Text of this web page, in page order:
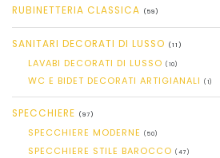
RUBINETTERIA CLASSICA (59)
SANITARI DECORATI DI LUSSO (11)
LAVABI DECORATI DI LUSSO (10)
WC E BIDET DECORATI ARTIGIANALI (1)
SPECCHIERE (97)
SPECCHIERE MODERNE (50)
SPECCHIERE STILE BAROCCO (47)